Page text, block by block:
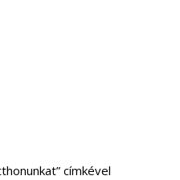
címkével